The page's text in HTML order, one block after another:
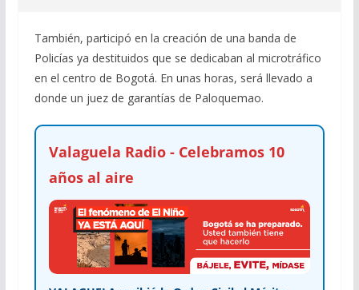
También, participó en la creación de una banda de
Policías ya destituidos que se dedicaban al microtráfico
en el centro de Bogotá. En unas horas, será llevado a
donde un juez de garantías de Paloquemao.
Valaguela Radio - Celebramos 10
años al aire